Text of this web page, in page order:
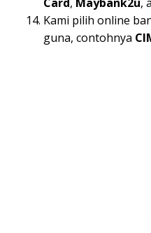
Kami pilih online
guna, contohnya